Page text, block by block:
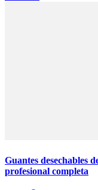
Guantes desechables
profesional completa